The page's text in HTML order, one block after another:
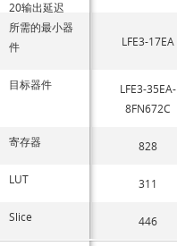
20输出延迟
所需的最小器
件
LFE3-17EA
目标器件
LFE3-35EA-
8FN672C
寄存器 828
LUT 311
Slice 446